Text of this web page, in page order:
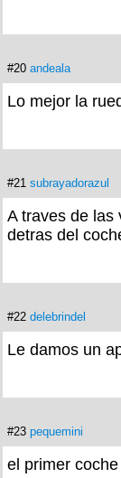
#20 andeala
Lo mejor la
#21 subrayadorazul
A traves de las
detras del
#22 delebrindel
Le damos un
#23 pequemini
el primer